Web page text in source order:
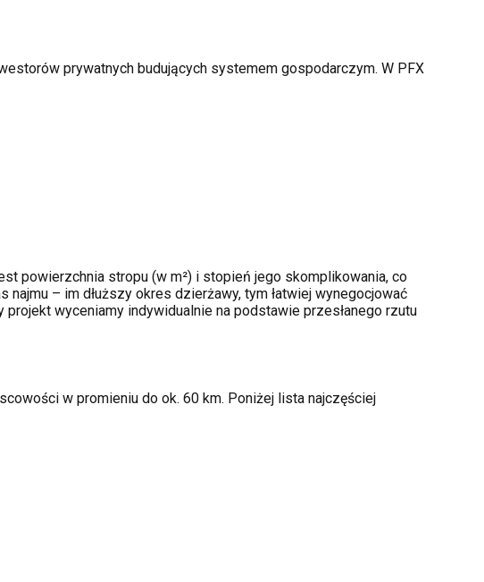
prywatnych budujących systemem gospodarczym. W PFX
powierzchnia stropu (w m²) i stopień jego skomplikowania, co
– im dłuższy okres dzierżawy, tym łatwiej wynegocjować
wyceniamy indywidualnie na podstawie przesłanego rzutu
w promieniu do ok. 60 km. Poniżej lista najczęściej